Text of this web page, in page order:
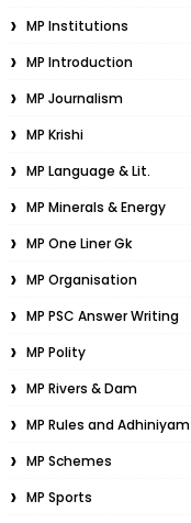
MP Institutions
MP Introduction
MP Journalism
MP Krishi
MP Language & Lit.
MP Minerals & Energy
MP One Liner Gk
MP Organisation
MP PSC Answer Writing
MP Polity
MP Rivers & Dam
MP Rules and Adhiniyam
MP Schemes
MP Sports